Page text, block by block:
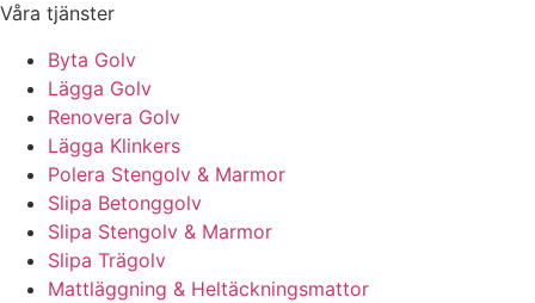
Våra tjänster
Byta Golv
Lägga Golv
Renovera Golv
Lägga Klinkers
Polera Stengolv & Marmor
Slipa Betonggolv
Slipa Stengolv & Marmor
Slipa Trägolv
Mattläggning & Heltäckningsmattor